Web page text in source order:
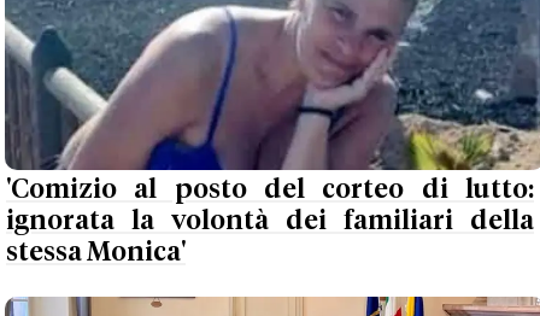
'Comizio al posto del corteo di lutto:
ignorata la volontà dei familiari della
stessa Monica'